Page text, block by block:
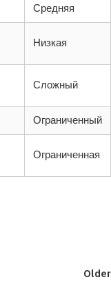
Средняя
Низкая
Сложный
Ограниченный
Ограниченная
Older